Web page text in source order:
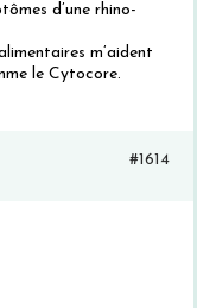
d’une rhino-
m’aident
le Cytocore.
#1614